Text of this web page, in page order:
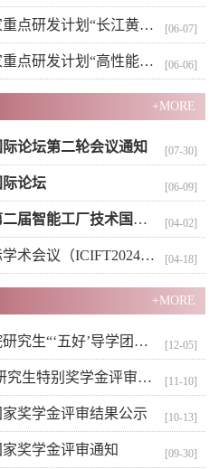
水资源与水环境综合治理”等11个重点专项的通知 [06-07]
技术与重大装备”等6个重点专项的通知 [06-06]
+MORE
论坛第二轮会议通知 [07-30]
际论坛 [06-09]
十一届数字化企业技术国际学术会议（DET2025） 会议通知 [04-02]
会议（ICIFT2024）通知 [04-18]
+MORE
’导学团队” 结项评定的通知 [12-05]
生特别奖学金评审办法 [11-10]
奖学金评审结果公示 [10-13]
奖学金评审通知 [09-30]